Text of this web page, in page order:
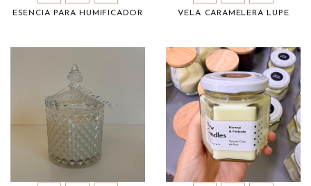
ESENCIA PARA HUMIFICADOR VELA CARAMELERA LUPE